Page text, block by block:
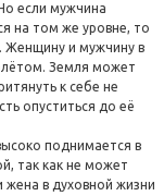
если мужчина
на том же уровне, то
Женщину и мужчину в
Земля может
к себе не
опуститься до её
поднимается в
так как не может
в духовной жизни